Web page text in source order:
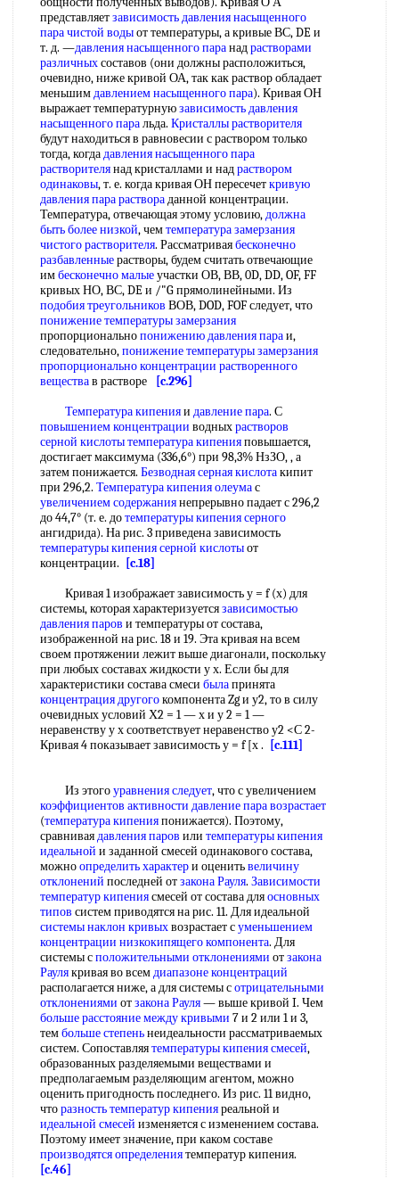
представляетзависимость давления насыщенного
парачистой водыот температуры, а кривые ВС, DE и
т. д. —давления насыщенного паранадрастворами
различныхсоставов (они должны расположиться,
очевидно, ниже кривой ОА, так как раствор обладает
меньшимдавлением насыщенного пара). Кривая ОН
выражает температурнуюзависимость давления
насыщенного паральда. Кристаллы растворителя
будут находиться в равновесии с раствором только
тогда, когдадавления насыщенного пара
растворителянад кристаллами и надраствором
одинаковы, т. е. когда кривая ОН пересечеткривую
давления пара раствораданной концентрации.
Температура, отвечающая этому условию,должна
бытьболее низкой, чемтемпература замерзания
чистого растворителя. Рассматриваябесконечно
разбавленныерастворы, будем считать отвечающие
имбесконечно малыеучастки ОВ, ВВ, 0D, DD, OF, FF
кривых НО, ВС, DE и /"G прямолинейными. Из
подобия треугольников ВОВ, DOD, FOF следует, что
понижение температуры замерзания
пропорциональнопонижению давления параи,
следовательно,понижение температуры замерзания
пропорционально концентрации растворенного
веществав растворе
[c.296]
Температура кипенияи давление пара. С
повышением концентрации водныхрастворов
серной кислоты температура кипенияповышается,
достигает максимума (336,6°) при 98,3% НзЗО, , а
затем понижается. Безводная серная кислотакипит
при 296,2. Температура кипения олеумас
увеличением содержаниянепрерывно падает с 296,2
до 44,7° (т. е. дотемпературы кипения серного
ангидрида). На рис. 3 приведена зависимость
температуры кипения серной кислотыот
концентрации.
[c.18]
Кривая 1 изображает зависимость у = f (х) для
системы, которая характеризуетсязависимостью
давления паров и температуры от состава,
изображенной на рис. 18 и 19. Эта кривая на всем
своем протяжении лежит выше диагонали, поскольку
при любых составах жидкости у х. Если бы для
характеристики состава смеси былапринята
концентрация другогокомпонента Zg и у2, то в силу
очевидных условий Х2 = 1 — х и у 2 = 1 —
неравенству у х соответствует неравенство у2 <С 2-
Кривая 4 показывает зависимость у = f [х .
[c.111]
Из этогоуравнения следует, что с увеличением
коэффициентов активности давлениепара возрастает
(температура кипенияпонижается). Поэтому,
сравниваядавления паров или температуры кипения
идеальной и заданной смесей одинакового состава,
можноопределить характери оценитьвеличину
отклонений последней отзакона Рауля. Зависимости
температур кипениясмесей от состава дляосновных
типов систем приводятся на рис. 11. Для идеальной
системы наклон кривыхвозрастает суменьшением
концентрации низкокипящего компонента. Для
системы сположительными отклонениями отзакона
Раулякривая во всемдиапазоне концентраций
располагается ниже, а для системы сотрицательными
отклонениями отзакона Рауля— выше кривой I. Чем
больше расстояниемежду кривыми 7 и 2 или 1 и 3,
тембольше степеньнеидеальности рассматриваемых
систем. Сопоставляятемпературы кипения смесей,
образованных разделяемыми веществами и
предполагаемым разделяющим агентом, можно
оценить пригодность последнего. Из рис. 11 видно,
чторазность температур кипенияреальной и
идеальной смесей изменяется с изменением состава.
Поэтому имеет значение, при каком составе
производятся определениятемператур кипения.
[c.46]